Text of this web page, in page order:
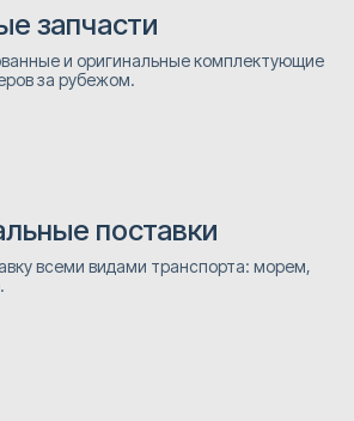
запчасти
и оригинальные комплектующие
за рубежом.
поставки
всеми видами транспорта: морем,